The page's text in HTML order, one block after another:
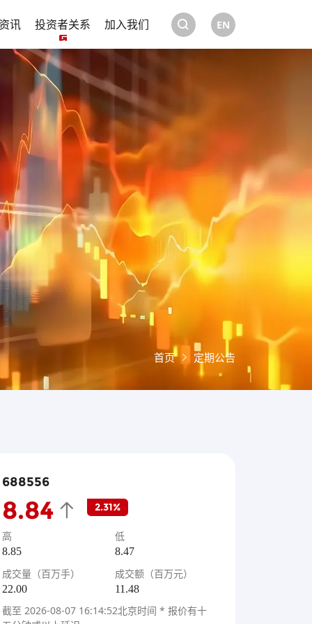
讯 投资者关系 加入我们 EN
首页 定期公告
688556
8.84 2.31%
高
8.85
低
8.47
成交量（百万手）
22.00
成交额（百万元）
11.48
截至 2026-08-07 16:14:52北京时间 * 报价有十